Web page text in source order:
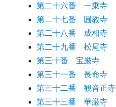
第二十六番 一乗寺
第二十七番 圓教寺
第二十八番 成相寺
第二十九番 松尾寺
第三十番 宝厳寺
第三十一番 長命寺
第三十二番 観音正寺
第三十三番 華厳寺